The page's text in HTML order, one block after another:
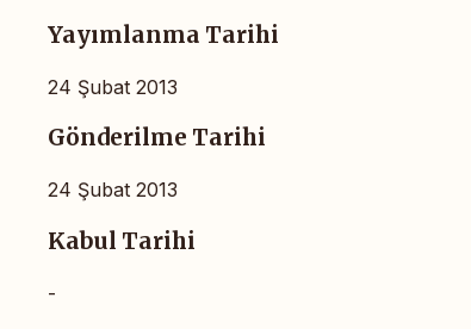
Yayımlanma Tarihi
24 Şubat 2013
Gönderilme Tarihi
24 Şubat 2013
Kabul Tarihi
-